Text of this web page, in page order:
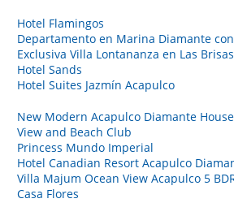
Hotel Flamingos
Departamento en Marina Diamante
Exclusiva Villa Lontananza en Las
Hotel Sands
Hotel Suites Jazmín Acapulco
New Modern Acapulco Diamante
View and Beach Club
Princess Mundo Imperial
Hotel Canadian Resort Acapulco
Villa Majum Ocean View Acapulco 5
Casa Flores